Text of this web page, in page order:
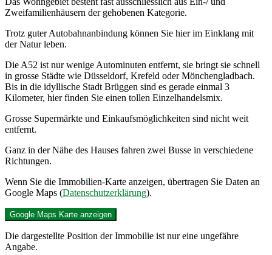
Zweifamilienhäusern der gehobenen Kategorie.
Trotz guter Autobahnanbindung können Sie hier im Einklang mit
der Natur leben.
Die A52 ist nur wenige Autominuten entfernt, sie bringt sie schnell
in grosse Städte wie Düsseldorf, Krefeld oder Mönchengladbach.
Bis in die idyllische Stadt Brüggen sind es gerade einmal 3
Kilometer, hier finden Sie einen tollen Einzelhandelsmix.
Grosse Supermärkte und Einkaufsmöglichkeiten sind nicht weit
entfernt.
Ganz in der Nähe des Hauses fahren zwei Busse in verschiedene
Richtungen.
Wenn Sie die Immobilien-Karte anzeigen, übertragen Sie Daten an
Google Maps (Datenschutzerklärung).
Google Maps Karte anzeigen
Die dargestellte Position der Immobilie ist nur eine ungefähre
Angabe.